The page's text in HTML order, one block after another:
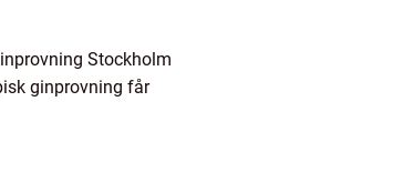
Stockholm
ginprovning får